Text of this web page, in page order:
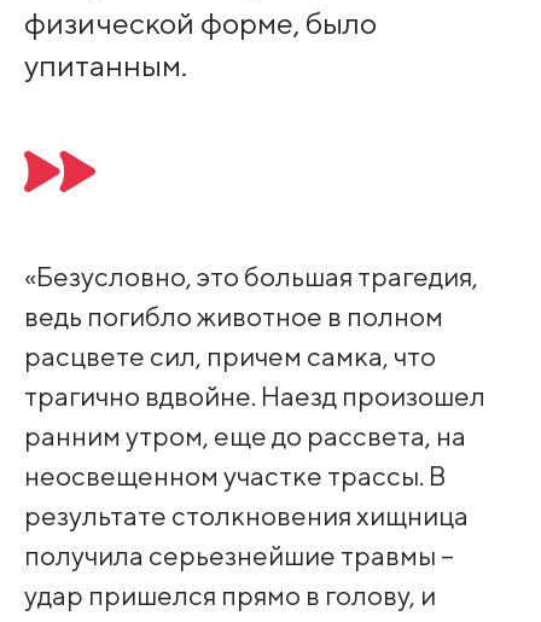
физической форме, было
упитанным.
«Безусловно, это большая трагедия,
ведь погибло животное в полном
расцвете сил, причем самка, что
трагично вдвойне. Наезд произошел
ранним утром, еще до рассвета, на
неосвещенном участке трассы. В
результате столкновения хищница
получила серьезнейшие травмы –
удар пришелся прямо в голову, и